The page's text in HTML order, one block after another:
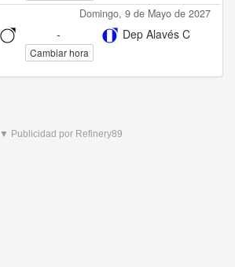
Domingo, 9 de Mayo de 2027
- Dep Alavés C
Cambiar hora
▼ Publicidad por Refinery89